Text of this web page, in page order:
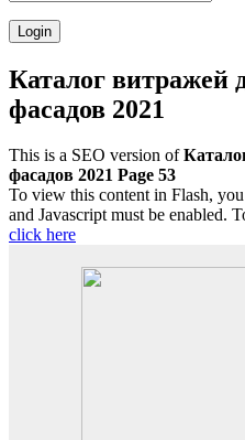
Каталог витражей
фасадов 2021
This is a SEO version of
фасадов 2021 Page 53
To view this content in Flash,
and Javascript must be enabled.
click here